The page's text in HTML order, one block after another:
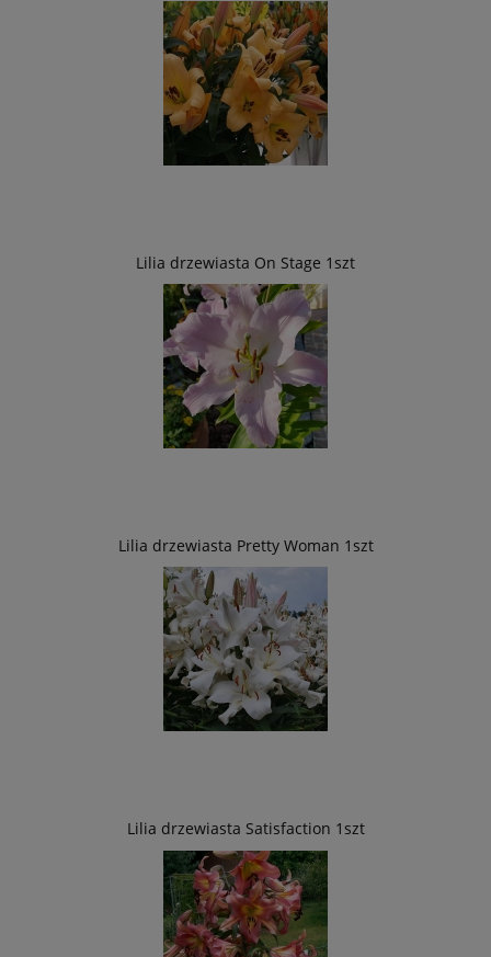
Lilia drzewiasta On Stage 1szt
Lilia drzewiasta Pretty Woman 1szt
Lilia drzewiasta Satisfaction 1szt